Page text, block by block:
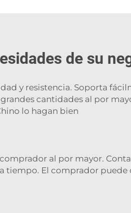
de su
y resistencia. Soporta
cantidades al por
lo hagan bien
al por mayor.
tiempo. El comprador puede